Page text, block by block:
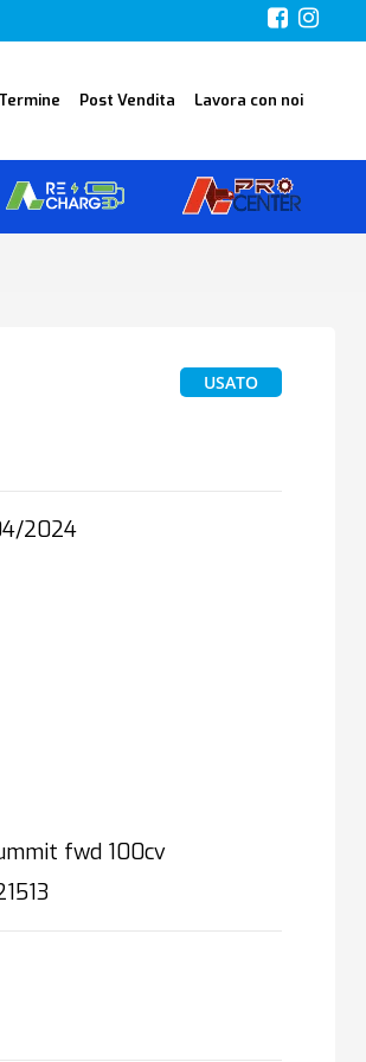
Post Vendita Lavora con noi
USATO
2024
fwd 100cv